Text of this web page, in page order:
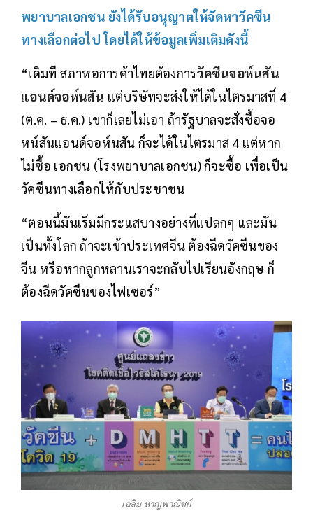
พยาบาลเอกชน ยังได้รับอนุญาตให้จัดหาวัคซีน
ทางเลือกต่อไป โดยได้ให้ข้อมูลเพิ่มเติมดังนี้
“เดิมที สภาหอการค้าไทยต้องการวัคซีนจอห์นสัน
แอนด์จอห์นสัน แต่บริษัทจะส่งให้ได้ในไตรมาสที่ 4
(ต.ค. – ธ.ค.) เขาก็เลยไม่เอา ถ้ารัฐบาลจะสั่งซื้อจอ
หน์สันแอนด์จอห์นสัน ก็จะได้ในไตรมาส 4 แต่หาก
ไม่ซื้อ เอกชน (โรงพยาบาลเอกชน) ก็จะซื้อ เพื่อเป็น
วัคซีนทางเลือกให้กับประชาชน
“ตอนนี้มันเริ่มมีกระแสบางอย่างที่แปลกๆ และมัน
เป็นทั้งโลก ถ้าจะเข้าประเทศจีน ต้องฉีดวัคซีนของ
จีน หรือหากลูกหลานเราจะกลับไปเรียนอังกฤษ ก็
ต้องฉีดวัคซีนของไฟเซอร์”
เฉลิม หาญพาณิชย์